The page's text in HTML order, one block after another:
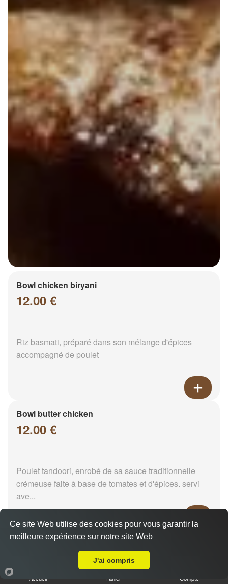
Bowl chicken biryani
12.00 €
Riz basmati, préparé dans son mélange d'épices
accompagné de poulet
Bowl butter chicken
12.00 €
Poulet tandoori, enrobé de sa sauce traditionnelle
crémeuse faite à base de tomates et d'épices. servi
ave...
Matter keema
Accueil Panier Compte
Ce site Web utilise des cookies pour vous garantir la
meilleure expérience sur notre site Web
J'ai compris